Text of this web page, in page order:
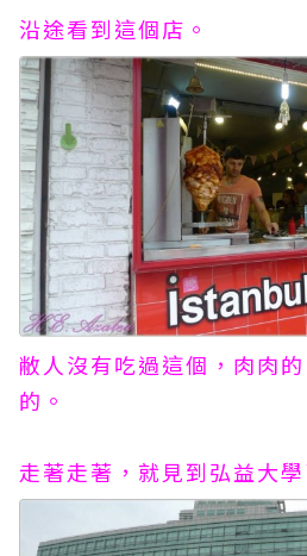
沿途看到這個店。
敝人沒有吃過這個，肉肉
的。
走著走著，就見到弘益大學